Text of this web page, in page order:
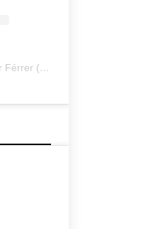
Um post compartilhado por Heitor Férrer (@heitor_ferrer77)